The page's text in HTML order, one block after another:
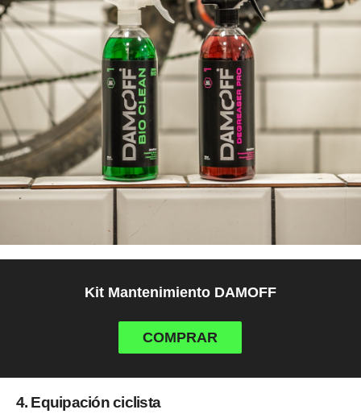
Kit Mantenimiento DAMOFF
COMPRAR
4. Equipación ciclista